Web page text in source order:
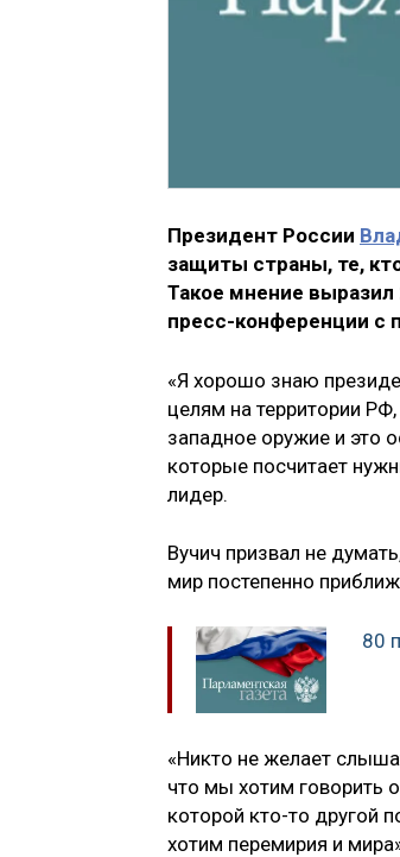
Президент России
защиты страны, те,
Такое мнение
пресс-конференции с
«Я хорошо знаю
целям на территории
западное оружие и это
которые посчитает
лидер.
Вучич призвал не
мир постепенно
80
«Никто не желает
что мы хотим говорить
которой кто-то другой
хотим перемирия и